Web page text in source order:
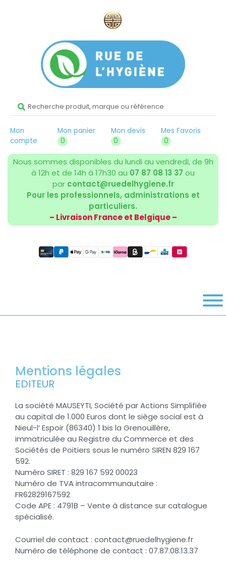
Mon
compte
Mon panier
0
Mon devis
0
Mes Favoris
0
Nous sommes disponibles du lundi au vendredi, de 9h
à 12h et de 14h à 17h30 au 07 87 08 13 37 ou
par contact@ruedelhygiene.fr
Pour les professionnels, administrations et
particuliers.
– Livraison France et Belgique –
Mentions légales
EDITEUR
La société MAUSEYTI, Société par Actions Simplifiée
au capital de 1.000 Euros dont le siège social est à
Nieul-l’ Espoir (86340) 1 bis la Grenouillère,
immatriculée au Registre du Commerce et des
Sociétés de Poitiers sous le numéro SIREN 829 167
592.
Numéro SIRET : 829 167 592 00023
Numéro de TVA intracommunautaire :
FR62829167592
Code APE : 4791B – Vente à distance sur catalogue
spécialisé.
Courriel de contact : contact@ruedelhygiene.fr
Numéro de téléphone de contact : 07.87.08.13.37